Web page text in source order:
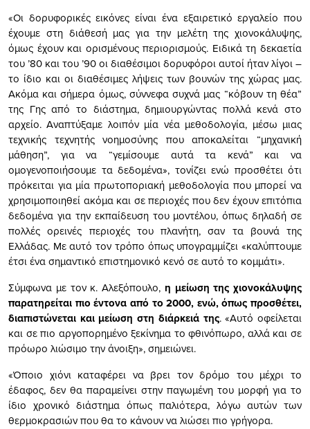
«Οι δορυφορικές εικόνες είναι ένα εξαιρετικό εργαλείο που
έχουμε στη διάθεσή μας για την μελέτη της χιονοκάλυψης,
όμως έχουν και ορισμένους περιορισμούς. Ειδικά τη δεκαετία
του ’80 και του ’90 οι διαθέσιμοι δορυφόροι αυτοί ήταν λίγοι –
το ίδιο και οι διαθέσιμες λήψεις των βουνών της χώρας μας.
Ακόμα και σήμερα όμως, σύννεφα συχνά μας “κόβουν τη θέα”
της Γης από το διάστημα, δημιουργώντας πολλά κενά στο
αρχείο. Αναπτύξαμε λοιπόν μία νέα μεθοδολογία, μέσω μιας
τεχνικής τεχνητής νοημοσύνης που αποκαλείται “μηχανική
μάθηση”, για να “γεμίσουμε αυτά τα κενά” και να
ομογενοποιήσουμε τα δεδομένα», τονίζει ενώ προσθέτει ότι
πρόκειται για μία πρωτοποριακή μεθοδολογία που μπορεί να
χρησιμοποιηθεί ακόμα και σε περιοχές που δεν έχουν επιτόπια
δεδομένα για την εκπαίδευση του μοντέλου, όπως δηλαδή σε
πολλές ορεινές περιοχές του πλανήτη, σαν τα βουνά της
Ελλάδας. Με αυτό τον τρόπο όπως υπογραμμίζει «καλύπτουμε
έτσι ένα σημαντικό επιστημονικό κενό σε αυτό το κομμάτι».
Σύμφωνα με τον κ. Αλεξόπουλο, η μείωση της χιονοκάλυψης
παρατηρείται πιο έντονα από το 2000, ενώ, όπως προσθέτει,
διαπιστώνεται και μείωση στη διάρκειά της. «Αυτό οφείλεται
και σε πιο αργοπορημένο ξεκίνημα το φθινόπωρο, αλλά και σε
πρόωρο λιώσιμο την άνοιξη», σημειώνει.
«Όποιο χιόνι καταφέρει να βρει τον δρόμο του μέχρι το
έδαφος, δεν θα παραμείνει στην παγωμένη του μορφή για το
ίδιο χρονικό διάστημα όπως παλιότερα, λόγω αυτών των
θερμοκρασιών που θα το κάνουν να λιώσει πιο γρήγορα.